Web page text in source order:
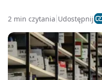
2 min czytania Udostępnij